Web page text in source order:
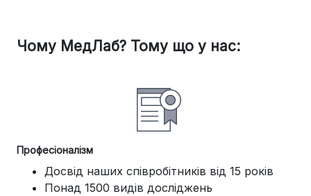
Чому МедЛаб? Тому що у нас:
Професіоналізм
Досвід наших співробітників від 15 років
Понад 1500 видів досліджень